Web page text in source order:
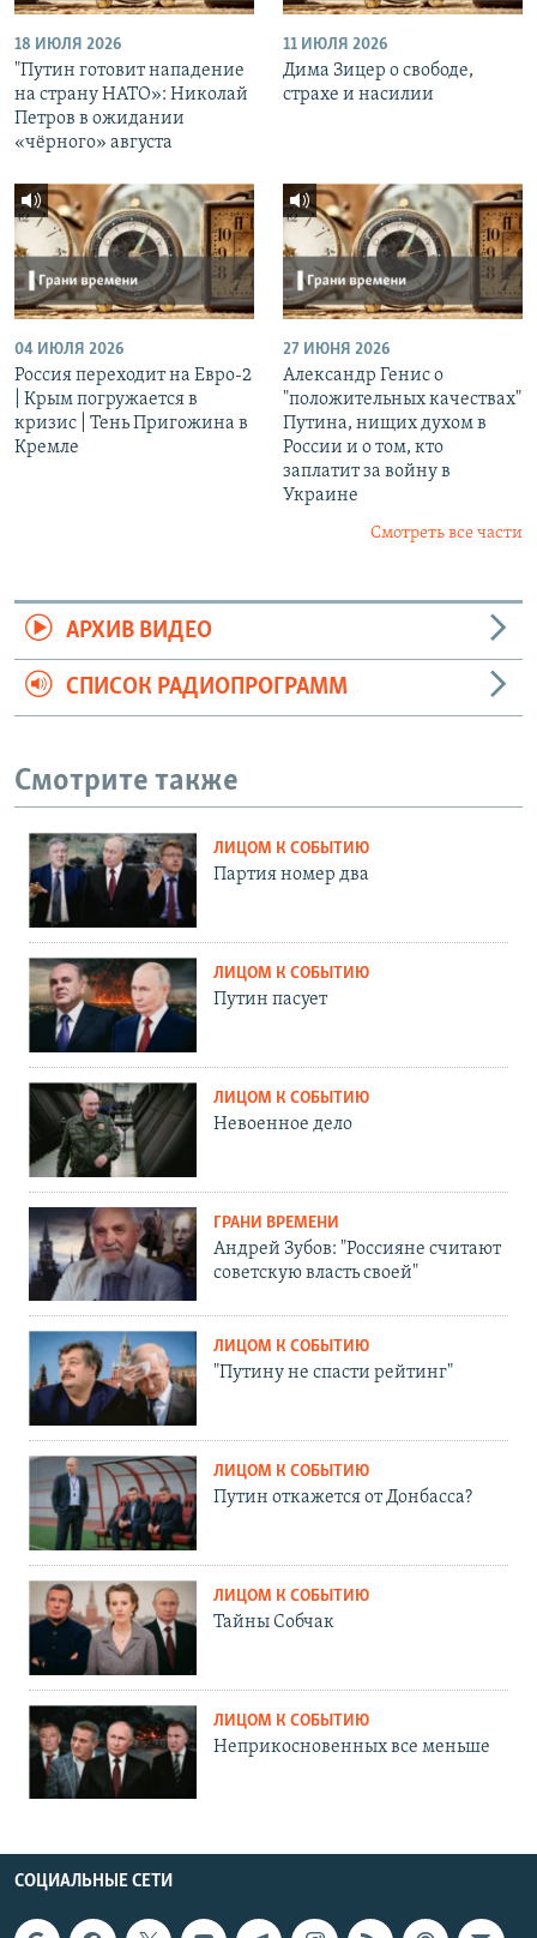
18 ИЮЛЯ 2026
"Путин готовит нападение
на страну НАТО»: Николай
Петров в ожидании
«чёрного» августа
11 ИЮЛЯ 2026
Дима Зицер о свободе,
страхе и насилии
04 ИЮЛЯ 2026
Россия переходит на Евро-2
| Крым погружается в
кризис | Тень Пригожина в
Кремле
27 ИЮНЯ 2026
Александр Генис о
"положительных качествах"
Путина, нищих духом в
России и о том, кто
заплатит за войну в
Украине
Смотреть все части
АРХИВ ВИДЕО
СПИСОК РАДИОПРОГРАММ
Смотрите также
ЛИЦОМ К СОБЫТИЮ
Партия номер два
ЛИЦОМ К СОБЫТИЮ
Путин пасует
ЛИЦОМ К СОБЫТИЮ
Невоенное дело
ГРАНИ ВРЕМЕНИ
Андрей Зубов: "Россияне считают
советскую власть своей"
ЛИЦОМ К СОБЫТИЮ
"Путину не спасти рейтинг"
ЛИЦОМ К СОБЫТИЮ
Путин откажется от Донбасса?
ЛИЦОМ К СОБЫТИЮ
Тайны Собчак
ЛИЦОМ К СОБЫТИЮ
Неприкосновенных все меньше
СОЦИАЛЬНЫЕ СЕТИ